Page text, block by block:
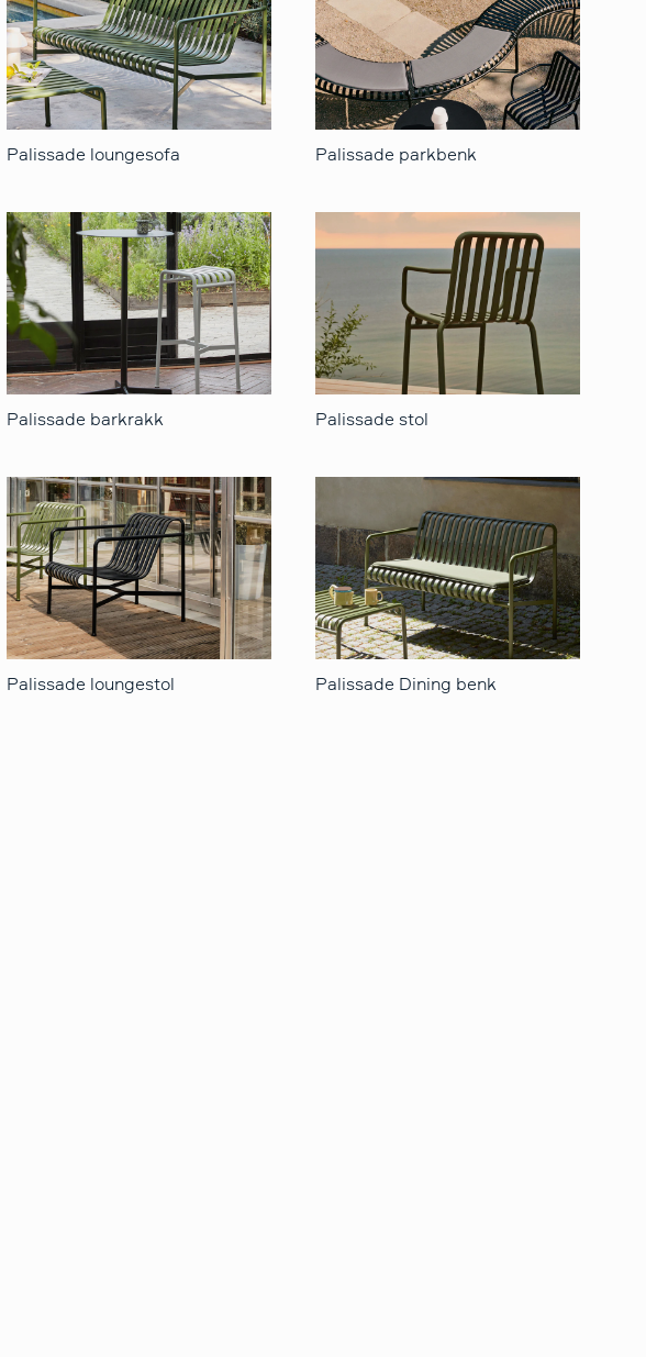
Palissade loungesofa Palissade parkbenk
Palissade barkrakk Palissade stol
Palissade loungestol Palissade Dining benk